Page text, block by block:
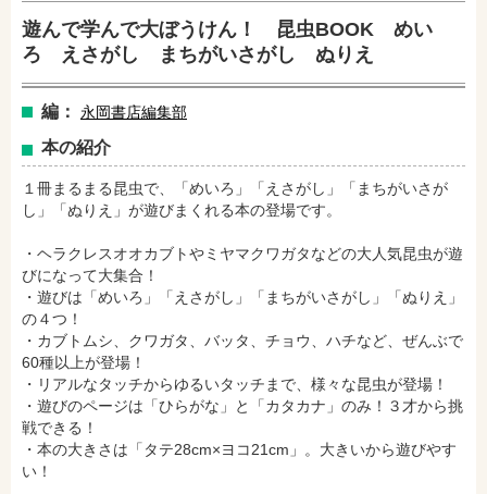
遊んで学んで大ぼうけん！ 昆虫BOOK めい
ろ えさがし まちがいさがし ぬりえ
編： 永岡書店編集部
本の紹介
１冊まるまる昆虫で、「めいろ」「えさがし」「まちがいさが
し」「ぬりえ」が遊びまくれる本の登場です。
・ヘラクレスオオカブトやミヤマクワガタなどの大人気昆虫が遊
びになって大集合！
・遊びは「めいろ」「えさがし」「まちがいさがし」「ぬりえ」
の４つ！
・カブトムシ、クワガタ、バッタ、チョウ、ハチなど、ぜんぶで
60種以上が登場！
・リアルなタッチからゆるいタッチまで、様々な昆虫が登場！
・遊びのページは「ひらがな」と「カタカナ」のみ！３才から挑
戦できる！
・本の大きさは「タテ28cm×ヨコ21cm」。大きいから遊びやす
い！
amazonで購入 楽天ブックスで購入
セブンネットショッピングで購入 紀伊國屋書店で購入